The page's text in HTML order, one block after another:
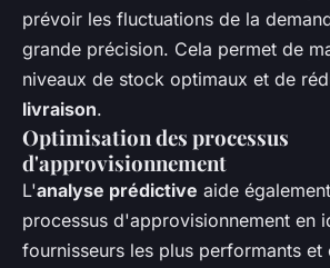
prévoir les fluctuations de la
grande précision. Cela permet de
niveaux de stock optimaux et de
livraison.
Optimisation des processus
d'approvisionnement
L'analyse prédictive aide
processus d'approvisionnement en
fournisseurs les plus performants et